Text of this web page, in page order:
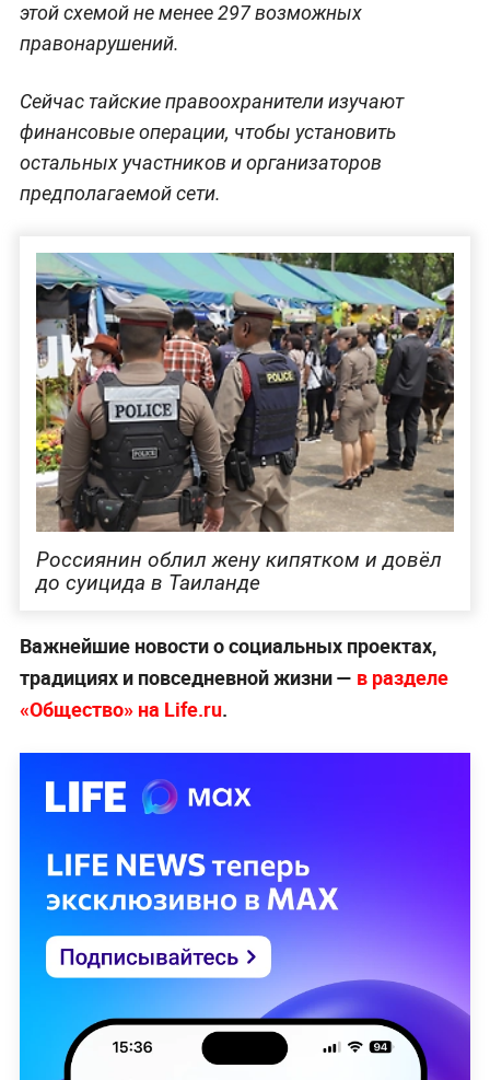
этой схемой не менее 297 возможных
правонарушений.
Сейчас тайские правоохранители изучают
финансовые операции, чтобы установить
остальных участников и организаторов
предполагаемой сети.
Россиянин облил жену кипятком и довёл
до суицида в Таиланде
Важнейшие новости о социальных проектах,
традициях и повседневной жизни — в разделе
«Общество» на Life.ru.